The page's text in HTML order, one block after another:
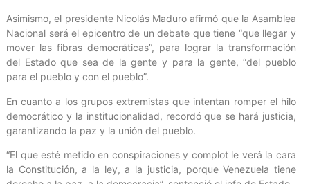
Asimismo, el presidente Nicolás Maduro afirmó que la Asamblea
Nacional será el epicentro de un debate que tiene “que llegar y
mover las fibras democráticas”, para lograr la transformación
del Estado que sea de la gente y para la gente, “del pueblo
para el pueblo y con el pueblo”.
En cuanto a los grupos extremistas que intentan romper el hilo
democrático y la institucionalidad, recordó que se hará justicia,
garantizando la paz y la unión del pueblo.
“El que esté metido en conspiraciones y complot le verá la cara
la Constitución, a la ley, a la justicia, porque Venezuela tiene